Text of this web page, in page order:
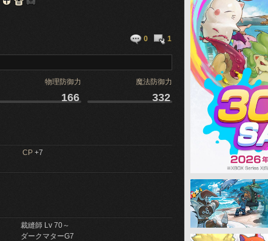
0 1
物理防御力 魔法防御力
166 332
CP +7
裁縫師 Lv 70～
ダークマターG7